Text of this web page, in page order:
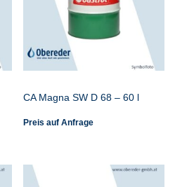
CA Magna SW D 68 – 60 l
Preis auf Anfrage